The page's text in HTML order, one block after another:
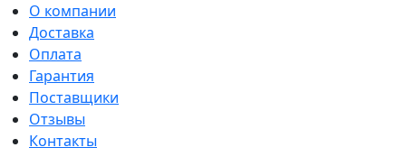
О компании
Доставка
Оплата
Гарантия
Поставщики
Отзывы
Контакты